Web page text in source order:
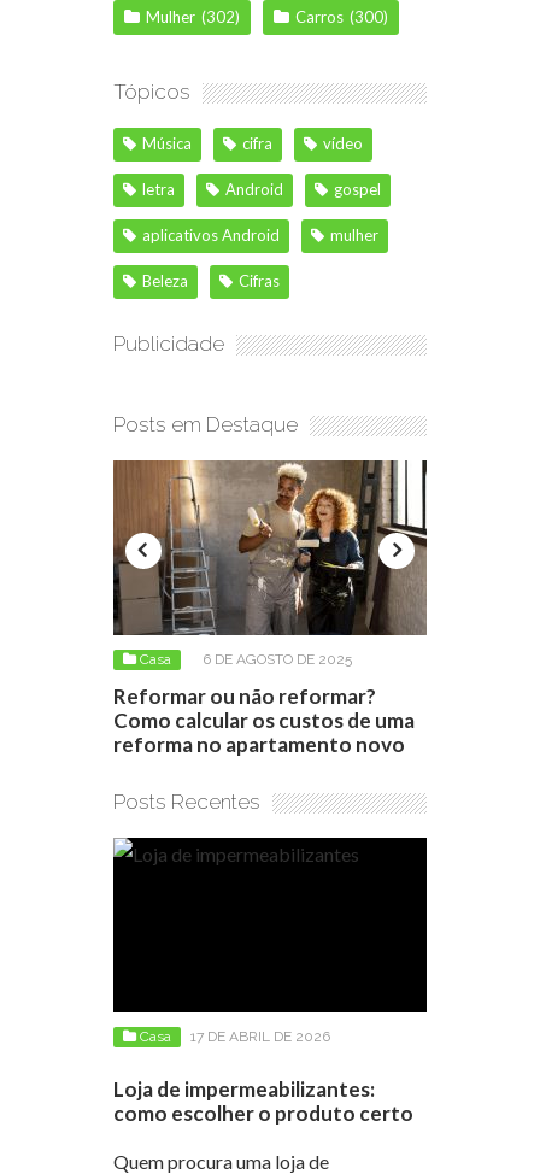
Mulher (302) Carros (300)
Tópicos
Música cifra vídeo
letra Android gospel
aplicativos Android mulher
Beleza Cifras
Publicidade
Posts em Destaque
Casa 6 DE AGOSTO DE 2025
Reformar ou não reformar?
Como calcular os custos de uma
reforma no apartamento novo
Posts Recentes
Casa 17 DE ABRIL DE 2026
Loja de impermeabilizantes:
como escolher o produto certo
Quem procura uma loja de